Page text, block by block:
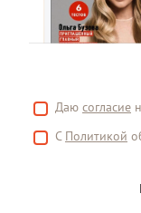
Даю согласие
С Политикой